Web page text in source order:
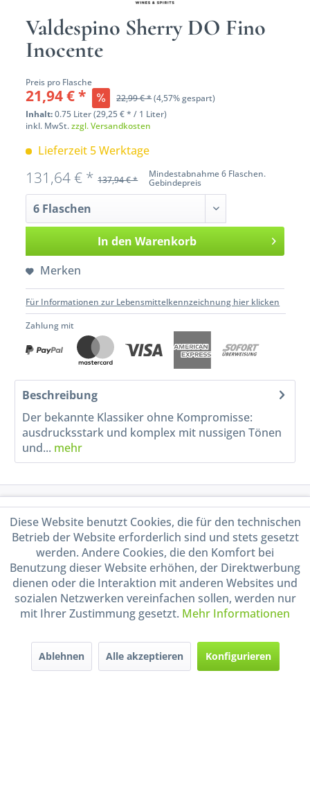
Valdespino Sherry DO Fino
Inocente
Preis pro Flasche
21,94 € * 22,99 € *(4,57% gespart)
Inhalt:0.75 Liter (29,25 € * / 1 Liter)
inkl. MwSt.zzgl. Versandkosten
Lieferzeit 5 Werktage
Mindestabnahme 6 Flaschen.
Gebindepreis
131,64 € * 137,94 € *
In den Warenkorb
Merken
Für Informationen zur Lebensmittelkennzeichnung hier klicken
Zahlung mit
Beschreibung
Der bekannte Klassiker ohne Kompromisse:
ausdrucksstark und komplex mit nussigen Tönen
und... mehr
Shop Service
Informationen
Handel mit BIO-Weinen
durch DE-ÖKO-009
Diese Website benutzt Cookies, die für den technischen
Betrieb der Website erforderlich sind und stets gesetzt
werden. Andere Cookies, die den Komfort bei
Benutzung dieser Website erhöhen, der Direktwerbung
dienen oder die Interaktion mit anderen Websites und
sozialen Netzwerken vereinfachen sollen, werden nur
mit Ihrer Zustimmung gesetzt. Mehr Informationen
Ablehnen Alle akzeptieren Konfigurieren